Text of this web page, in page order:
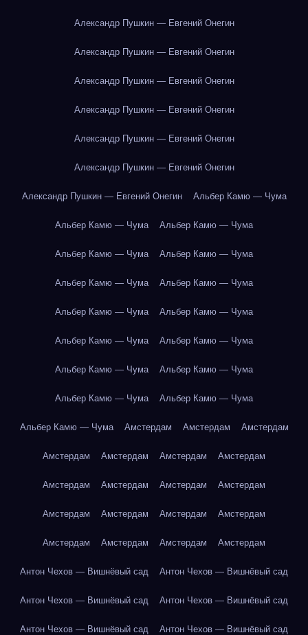
Александр Пушкин — Евгений Онегин
Александр Пушкин — Евгений Онегин
Александр Пушкин — Евгений Онегин
Александр Пушкин — Евгений Онегин
Александр Пушкин — Евгений Онегин
Александр Пушкин — Евгений Онегин
Александр Пушкин — Евгений Онегин Альбер Камю — Чума
Альбер Камю — Чума Альбер Камю — Чума
Альбер Камю — Чума Альбер Камю — Чума
Альбер Камю — Чума Альбер Камю — Чума
Альбер Камю — Чума Альбер Камю — Чума
Альбер Камю — Чума Альбер Камю — Чума
Альбер Камю — Чума Альбер Камю — Чума
Альбер Камю — Чума Альбер Камю — Чума
Альбер Камю — Чума Амстердам Амстердам Амстердам
Амстердам Амстердам Амстердам Амстердам
Амстердам Амстердам Амстердам Амстердам
Амстердам Амстердам Амстердам Амстердам
Амстердам Амстердам Амстердам Амстердам
Антон Чехов — Вишнёвый сад Антон Чехов — Вишнёвый сад
Антон Чехов — Вишнёвый сад Антон Чехов — Вишнёвый сад
Антон Чехов — Вишнёвый сад Антон Чехов — Вишнёвый сад